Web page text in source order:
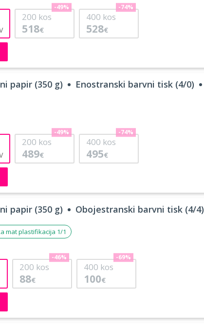
200 kos
518€
-49%
400 kos
528€
-74%
papir (350 g) Enostranski barvni tisk (4/0)
200 kos
489€
-49%
400 kos
495€
-74%
papir (350 g) Obojestranski barvni tisk (4/4)
mat plastifikacija 1/1
200 kos
88€
-46%
400 kos
100€
-69%